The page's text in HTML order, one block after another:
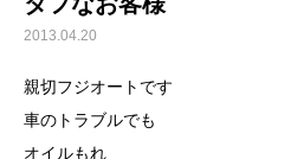
2013.04.20
親切フジオートです
車のトラブルでも
オイルもれ